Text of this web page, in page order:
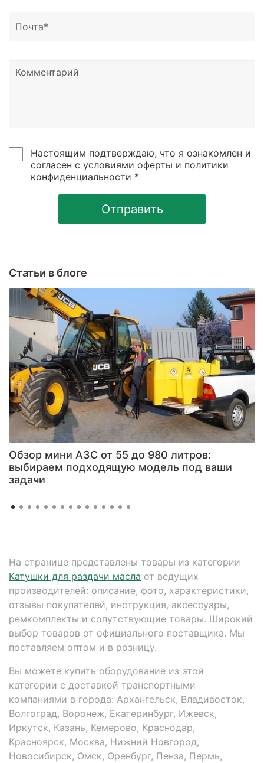
Настоящим подтверждаю, что я ознакомлен и
согласен с условиями оферты и политики
конфиденциальности *
Отправить
Статьи в блоге
Обзор мини АЗС от 55 до 980 литров:
выбираем подходящую модель под ваши
задачи
На странице представлены товары из категории
Катушки для раздачи масла от ведущих
производителей: описание, фото, характеристики,
отзывы покупателей, инструкция, аксессуары,
ремкомплекты и сопутствующие товары. Широкий
выбор товаров от официального поставщика. Мы
поставляем оптом и в розницу.
Вы можете купить оборудование из этой
категории с доставкой транспортными
компаниями в города: Архангельск, Владивосток,
Волгоград, Воронеж, Екатеринбург, Ижевск,
Иркутск, Казань, Кемерово, Краснодар,
Красноярск, Москва, Нижний Новгород,
Новосибирск, Омск, Оренбург, Пенза, Пермь,